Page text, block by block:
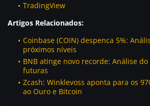
TradingView
Artigos Relacionados:
Coinbase (COIN) despenca 5%:
próximos níveis
BNB atinge novo recorde: Análise
futuras
Zcash: Winklevoss aponta para os
ao Ouro e Bitcoin